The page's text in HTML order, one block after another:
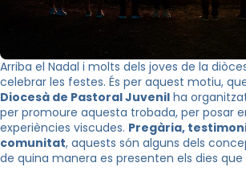
Arriba el Nadal i molts dels joves de la
celebrar les festes. És per aquest motiu,
Diocesà de Pastoral Juvenil ha
per promoure aquesta trobada, per posar
experiències viscudes. Pregària,
comunitat, aquests són alguns dels
de quina manera es presenten els dies que